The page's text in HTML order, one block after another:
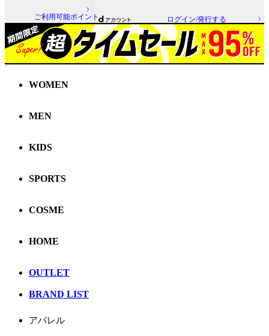
ご利用可能ポイント ログイン/発行する
WOMEN
MEN
KIDS
SPORTS
COSME
HOME
OUTLET
BRAND LIST
アパレル